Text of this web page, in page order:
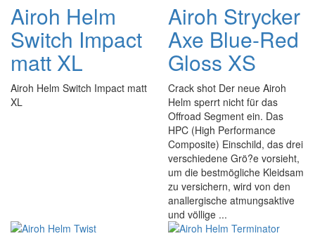
Airoh Helm
Switch Impact
matt XL
Airoh Helm Switch Impact matt
XL
Airoh Strycker
Axe Blue-Red
Gloss XS
Crack shot Der neue Airoh
Helm sperrt nicht für das
Offroad Segment ein. Das
HPC (High Performance
Composite) Einschild, das drei
verschiedene Grö?e vorsieht,
um die bestmögliche Kleidsam
zu versichern, wird von den
anallergische atmungsaktive
und völlige ...